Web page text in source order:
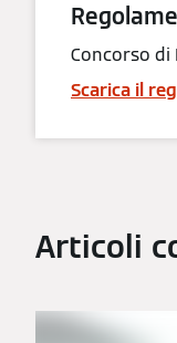
Concorso di
Scarica il
Articoli